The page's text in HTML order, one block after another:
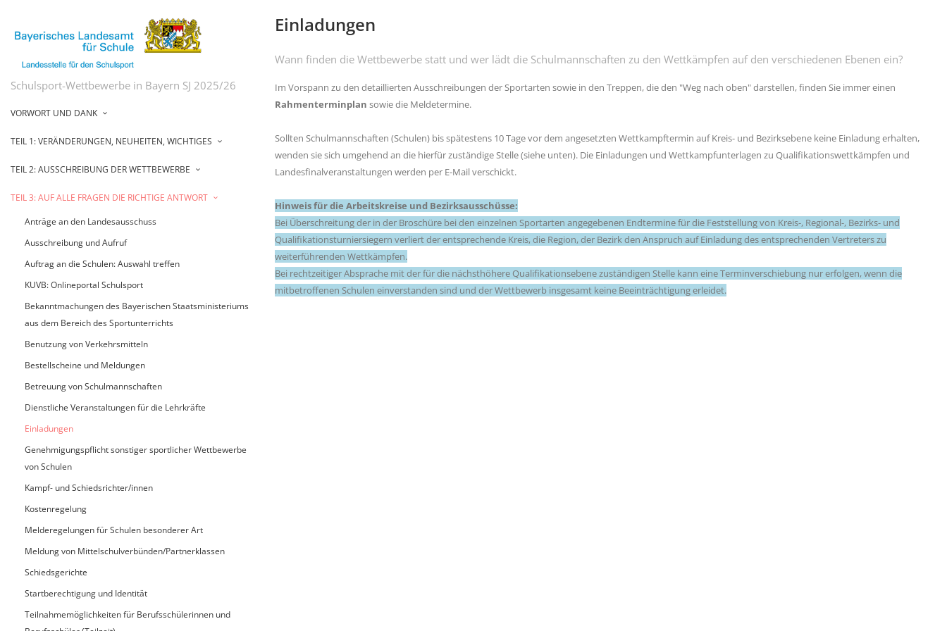
Schulsport-Wettbewerbe in Bayern SJ 2025/26
VORWORT UND DANK
TEIL 1: VERÄNDERUNGEN, NEUHEITEN, WICHTIGES
TEIL 2: AUSSCHREIBUNG DER WETTBEWERBE
TEIL 3: AUF ALLE FRAGEN DIE RICHTIGE ANTWORT
Anträge an den Landesausschuss
Ausschreibung und Aufruf
Auftrag an die Schulen: Auswahl treffen
KUVB: Onlineportal Schulsport
Bekanntmachungen des Bayerischen Staatsministeriums
aus dem Bereich des Sportunterrichts
Benutzung von Verkehrsmitteln
Bestellscheine und Meldungen
Betreuung von Schulmannschaften
Dienstliche Veranstaltungen für die Lehrkräfte
Einladungen
Genehmigungspflicht sonstiger sportlicher Wettbewerbe
von Schulen
Kampf- und Schiedsrichter/innen
Kostenregelung
Melderegelungen für Schulen besonderer Art
Meldung von Mittelschulverbünden/Partnerklassen
Schiedsgerichte
Startberechtigung und Identität
Teilnahmemöglichkeiten für Berufsschülerinnen und
Einladungen
Wann finden die Wettbewerbe statt und wer lädt die Schulmannschaften zu den Wettkämpfen auf den verschiedenen Ebenen ein?
Im Vorspann zu den detaillierten Ausschreibungen der Sportarten sowie in den Treppen, die den "Weg nach oben" darstellen, finden Sie immer einen
Rahmenterminplan sowie die Meldetermine.
Sollten Schulmannschaften (Schulen) bis spätestens 10 Tage vor dem angesetzten Wettkampftermin auf Kreis- und Bezirksebene keine Einladung erhalten,
wenden sie sich umgehend an die hierfür zuständige Stelle (siehe unten). Die Einladungen und Wettkampfunterlagen zu Qualifikationswettkämpfen und
Landesfinalveranstaltungen werden per E-Mail verschickt.
Hinweis für die Arbeitskreise und Bezirksausschüsse:
Bei Überschreitung der in der Broschüre bei den einzelnen Sportarten angegebenen Endtermine für die Feststellung von Kreis-, Regional-, Bezirks- und
Qualifikationsturniersiegern verliert der entsprechende Kreis, die Region, der Bezirk den Anspruch auf Einladung des entsprechenden Vertreters zu
weiterführenden Wettkämpfen.
Bei rechtzeitiger Absprache mit der für die nächsthöhere Qualifikationsebene zuständigen Stelle kann eine Terminverschiebung nur erfolgen, wenn die
mitbetroffenen Schulen einverstanden sind und der Wettbewerb insgesamt keine Beeinträchtigung erleidet.